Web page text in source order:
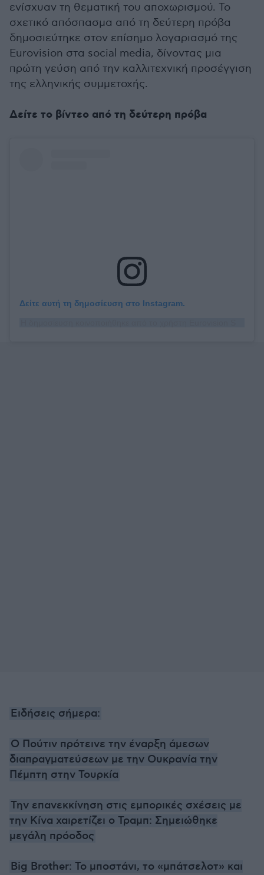
ενίσχυαν τη θεματική του αποχωρισμού. Το
σχετικό απόσπασμα από τη δεύτερη πρόβα
δημοσιεύτηκε στον επίσημο λογαριασμό της
Eurovision στα social media, δίνοντας μια
πρώτη γεύση από την καλλιτεχνική προσέγγιση
της ελληνικής συμμετοχής.
Δείτε το βίντεο από τη δεύτερη πρόβα
Δείτε αυτή τη δημοσίευση στο Instagram.
Ειδήσεις σήμερα:
Ο Πούτιν πρότεινε την έναρξη άμεσων
διαπραγματεύσεων με την Ουκρανία την
Πέμπτη στην Τουρκία
Την επανεκκίνηση στις εμπορικές σχέσεις με
την Κίνα χαιρετίζει ο Τραμπ: Σημειώθηκε
μεγάλη πρόοδος
Big Brother: Το μποστάνι, το «μπάτσελοτ» και